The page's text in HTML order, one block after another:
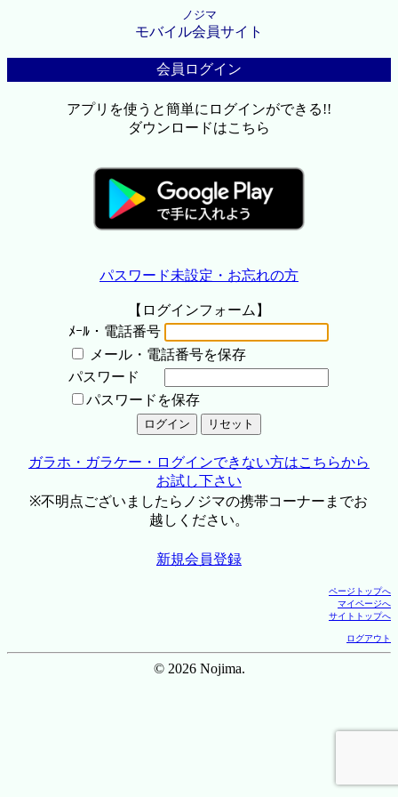
ノジマ
モバイル会員サイト
会員ログイン
アプリを使うと簡単にログインができる!!
ダウンロードはこちら
パスワード未設定・お忘れの方
【ログインフォーム】
ﾒｰﾙ・電話番号
メール・電話番号を保存
パスワード
パスワードを保存
ガラホ・ガラケー・ログインできない方はこちらから
お試し下さい
※不明点ございましたらノジマの携帯コーナーまでお
越しください。
新規会員登録
ページトップへ
マイページへ
サイトトップへ
ログアウト
© 2026 Nojima.